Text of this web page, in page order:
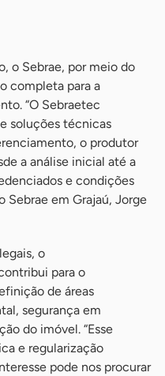
o Sebrae, por meio do
completa para a
“O Sebraetec
soluções técnicas
o produtor
a análise inicial até a
e condições
Sebrae em Grajaú, Jorge
o
para o
de áreas
segurança em
do imóvel. “Esse
e regularização
pode nos procurar